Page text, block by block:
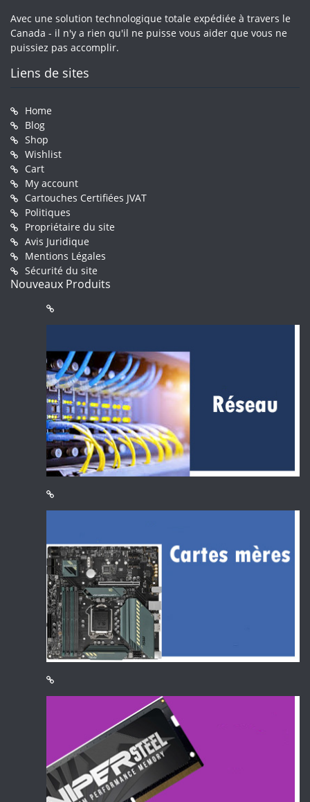
Avec une solution technologique totale expédiée à travers le
Canada - il n'y a rien qu'il ne puisse vous aider que vous ne
puissiez pas accomplir.
Liens de sites
Home
Blog
Shop
Wishlist
Cart
My account
Cartouches Certifiées JVAT
Politiques
Propriétaire du site
Avis Juridique
Mentions Légales
Sécurité du site
Nouveaux Produits